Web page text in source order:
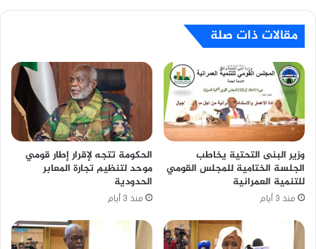
مقالات ذات صلة
وزير البنى التحتية يخاطب
الجلسة الختامية للمجلس القومي
للتنمية العمرانية
منذ 3 أيام
الحكومة تتجه لإقرار إطار قومي
موحد لتنظيم تجارة المعابر
الحدودية
منذ 3 أيام